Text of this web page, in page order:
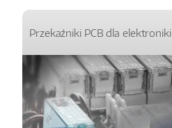
Przekaźniki PCB dla elektroniki